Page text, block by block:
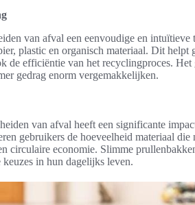
van afval een eenvoudige en intuïtieve
plastic en organisch materiaal. Dit helpt
de efficiëntie van het recyclingproces. Het
gedrag enorm vergemakkelijken.
van afval heeft een significante
gebruikers de hoeveelheid materiaal die
circulaire economie. Slimme
in hun dagelijks leven.